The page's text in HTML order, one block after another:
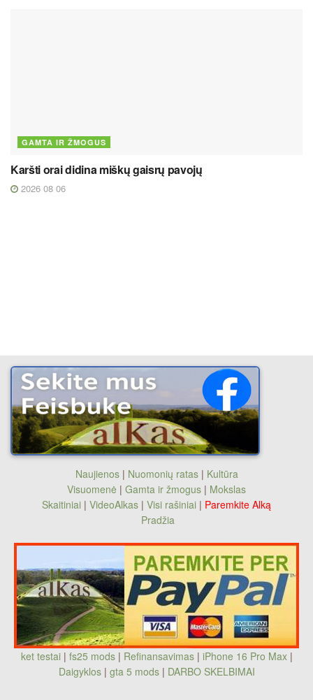
GAMTA IR ŽMOGUS
Karšti orai didina miškų gaisrų pavojų
2026 08 06
Naujienos| Nuomonių ratas| Kultūra
Visuomenė | Gamta ir žmogus | Mokslas
Skaitiniai | VideoAlkas | Visi rašiniai | Paremkite Alką
Pradžia
ket testai | fs25 mods| Refinansavimas| iPhone 16 Pro Max|
Daigyklos| gta 5 mods | DARBO SKELBIMAI